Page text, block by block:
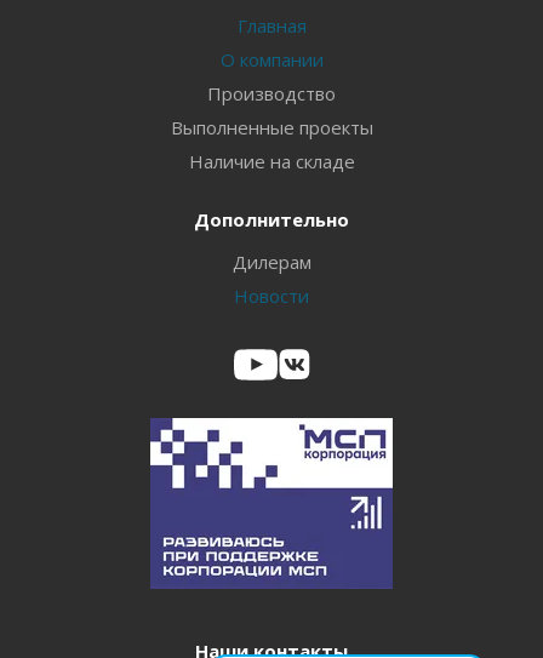
Главная
О компании
Производство
Выполненные проекты
Наличие на складе
Дополнительно
Дилерам
Новости
Наши контакты